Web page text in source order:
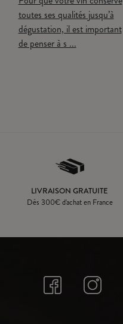
toutes ses qualités jusqu’à
dégustation, il est important
de penser à s ...
LIVRAISON GRATUITE
Dès 300€ d'achat en France